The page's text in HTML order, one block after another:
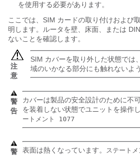
を使用する必要があります。
ここでは、SIM カードの取り付けおよび
明します。ルータを壁、床面、または
ないことを確認します。
注
意
SIM カバーを取り外した状態では
域のいかなる部分にも触れないよ
警
告
カバーは製品の安全設計のために不
を装着しない状態でユニットを操作
ートメント 1077
警
表面は熱くなっています。 ステート